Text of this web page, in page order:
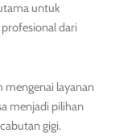
untuk
dari
mengenai layanan
menjadi pilihan
gigi.